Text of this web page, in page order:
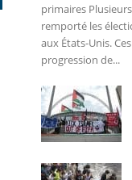
primaires
remporté les
aux États-Unis.
progression de...